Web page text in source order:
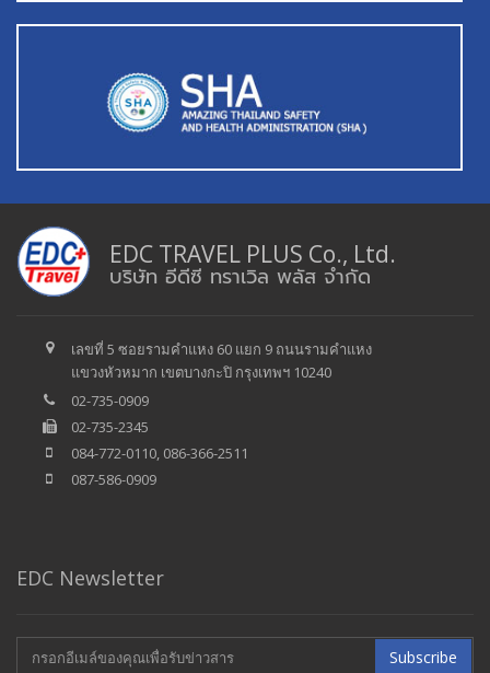
EDC TRAVEL PLUS Co., Ltd.
บริษัท อีดีซี ทราเวิล พลัส จำกัด
เลขที่ 5 ซอยรามคำแหง 60 แยก 9 ถนนรามคำแหง
แขวงหัวหมาก เขตบางกะปิ กรุงเทพฯ 10240
02-735-0909
02-735-2345
084-772-0110, 086-366-2511
087-586-0909
EDC Newsletter
Subscribe